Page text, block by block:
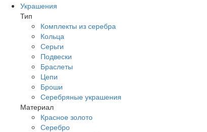
Украшения
Тип
Комплекты из серебра
Кольца
Серьги
Подвески
Браслеты
Цепи
Броши
Серебряные украшения
Материал
Красное золото
Серебро